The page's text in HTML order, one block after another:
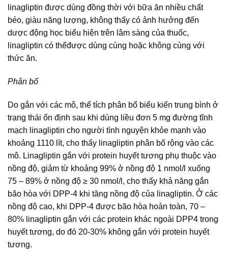
linagliptin được dùng đồng thời với bữa ăn nhiều chất
béo, giàu năng lượng, không thấy có ảnh hưởng đến
dược động học biểu hiện trên lâm sàng của thuốc,
linagliptin có thểđược dùng cùng hoặc không cùng với
thức ăn.
Phân bố
Do gắn với các mô, thể tích phân bổ biểu kiến trung bình ở
trạng thái ổn định sau khi dùng liều đơn 5 mg đường tĩnh
mạch linagliptin cho người tình nguyện khỏe mạnh vào
khoảng 1110 lít, cho thấy linagliptin phân bố rộng vào các
mô. Linagliptin gắn với protein huyết tương phụ thuộc vào
nồng độ, giảm từ khoảng 99% ở nồng độ 1 nmol/l xuống
75 – 89% ở nồng độ ≥ 30 nmol/l, cho thấy khả năng gắn
bão hòa với DPP-4 khi tăng nồng độ của linagliptin. Ở các
nồng độ cao, khi DPP-4 được bão hòa hoàn toàn, 70 –
80% linagliptin gắn với các protein khác ngoài DPP4 trong
huyết tương, do đó 20-30% không gắn với protein huyết
tương.